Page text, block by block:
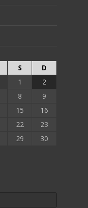
S D
1
2
8
9
15
16
22
23
29
30